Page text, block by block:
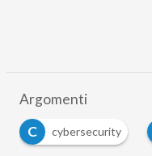
Argomenti
C
cybersecurity